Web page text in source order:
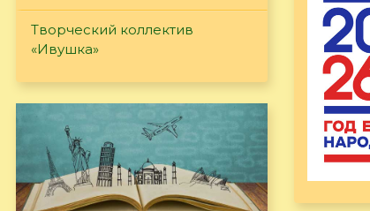
Творческий коллектив
«Ивушка»